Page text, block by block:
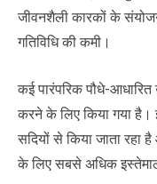
जीवनशैली कारकों के
गतिविधि की कमी।
कई पारंपरिक पौधे-
करने के लिए किया गया है।
सदियों से किया जाता रहा
के लिए सबसे अधिक